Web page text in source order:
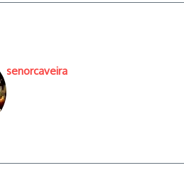
senorcaveira